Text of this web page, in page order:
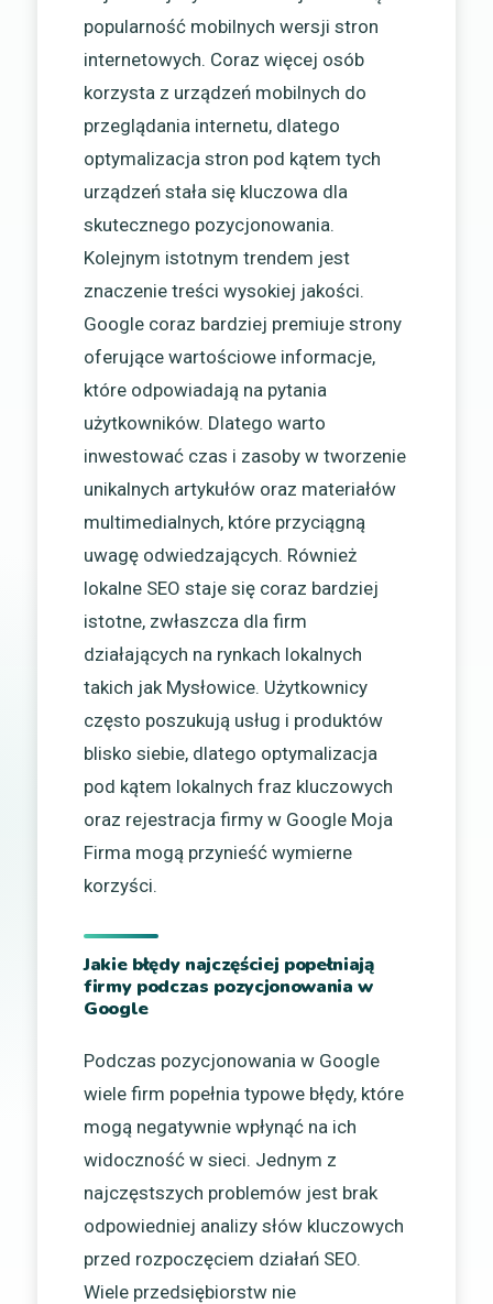
popularność mobilnych wersji stron
internetowych. Coraz więcej osób
korzysta z urządzeń mobilnych do
przeglądania internetu, dlatego
optymalizacja stron pod kątem tych
urządzeń stała się kluczowa dla
skutecznego pozycjonowania.
Kolejnym istotnym trendem jest
znaczenie treści wysokiej jakości.
Google coraz bardziej premiuje strony
oferujące wartościowe informacje,
które odpowiadają na pytania
użytkowników. Dlatego warto
inwestować czas i zasoby w tworzenie
unikalnych artykułów oraz materiałów
multimedialnych, które przyciągną
uwagę odwiedzających. Również
lokalne SEO staje się coraz bardziej
istotne, zwłaszcza dla firm
działających na rynkach lokalnych
takich jak Mysłowice. Użytkownicy
często poszukują usług i produktów
blisko siebie, dlatego optymalizacja
pod kątem lokalnych fraz kluczowych
oraz rejestracja firmy w Google Moja
Firma mogą przynieść wymierne
korzyści.
Jakie błędy najczęściej popełniają
firmy podczas pozycjonowania w
Google
Podczas pozycjonowania w Google
wiele firm popełnia typowe błędy, które
mogą negatywnie wpłynąć na ich
widoczność w sieci. Jednym z
najczęstszych problemów jest brak
odpowiedniej analizy słów kluczowych
przed rozpoczęciem działań SEO.
Wiele przedsiębiorstw nie